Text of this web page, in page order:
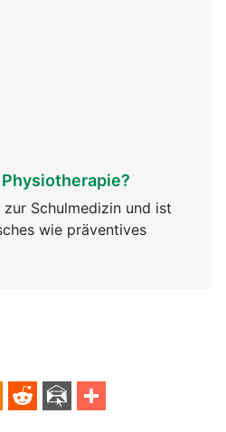
Schulmedizin und ist
wie präventives